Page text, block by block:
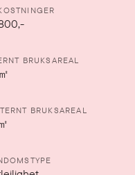
BRUKSAREAL
㎡
BRUKSAREAL